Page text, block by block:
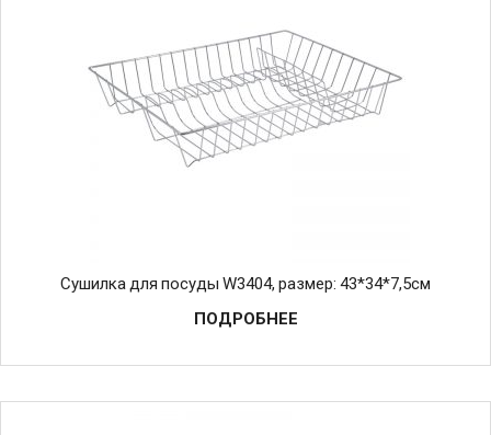
Cушилка для посуды W3404, размер: 43*34*7,5см
ПОДРОБНЕЕ